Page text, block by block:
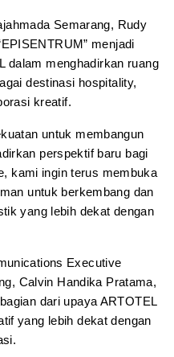
Semarang, Rudy
menjadi
dalam menghadirkan ruang
destinasi hospitality,
kreatif.
untuk membangun
perspektif baru bagi
kami ingin terus membuka
untuk berkembang dan
yang lebih dekat dengan
Executive
Calvin Handika Pratama,
dari upaya ARTOTEL
yang lebih dekat dengan